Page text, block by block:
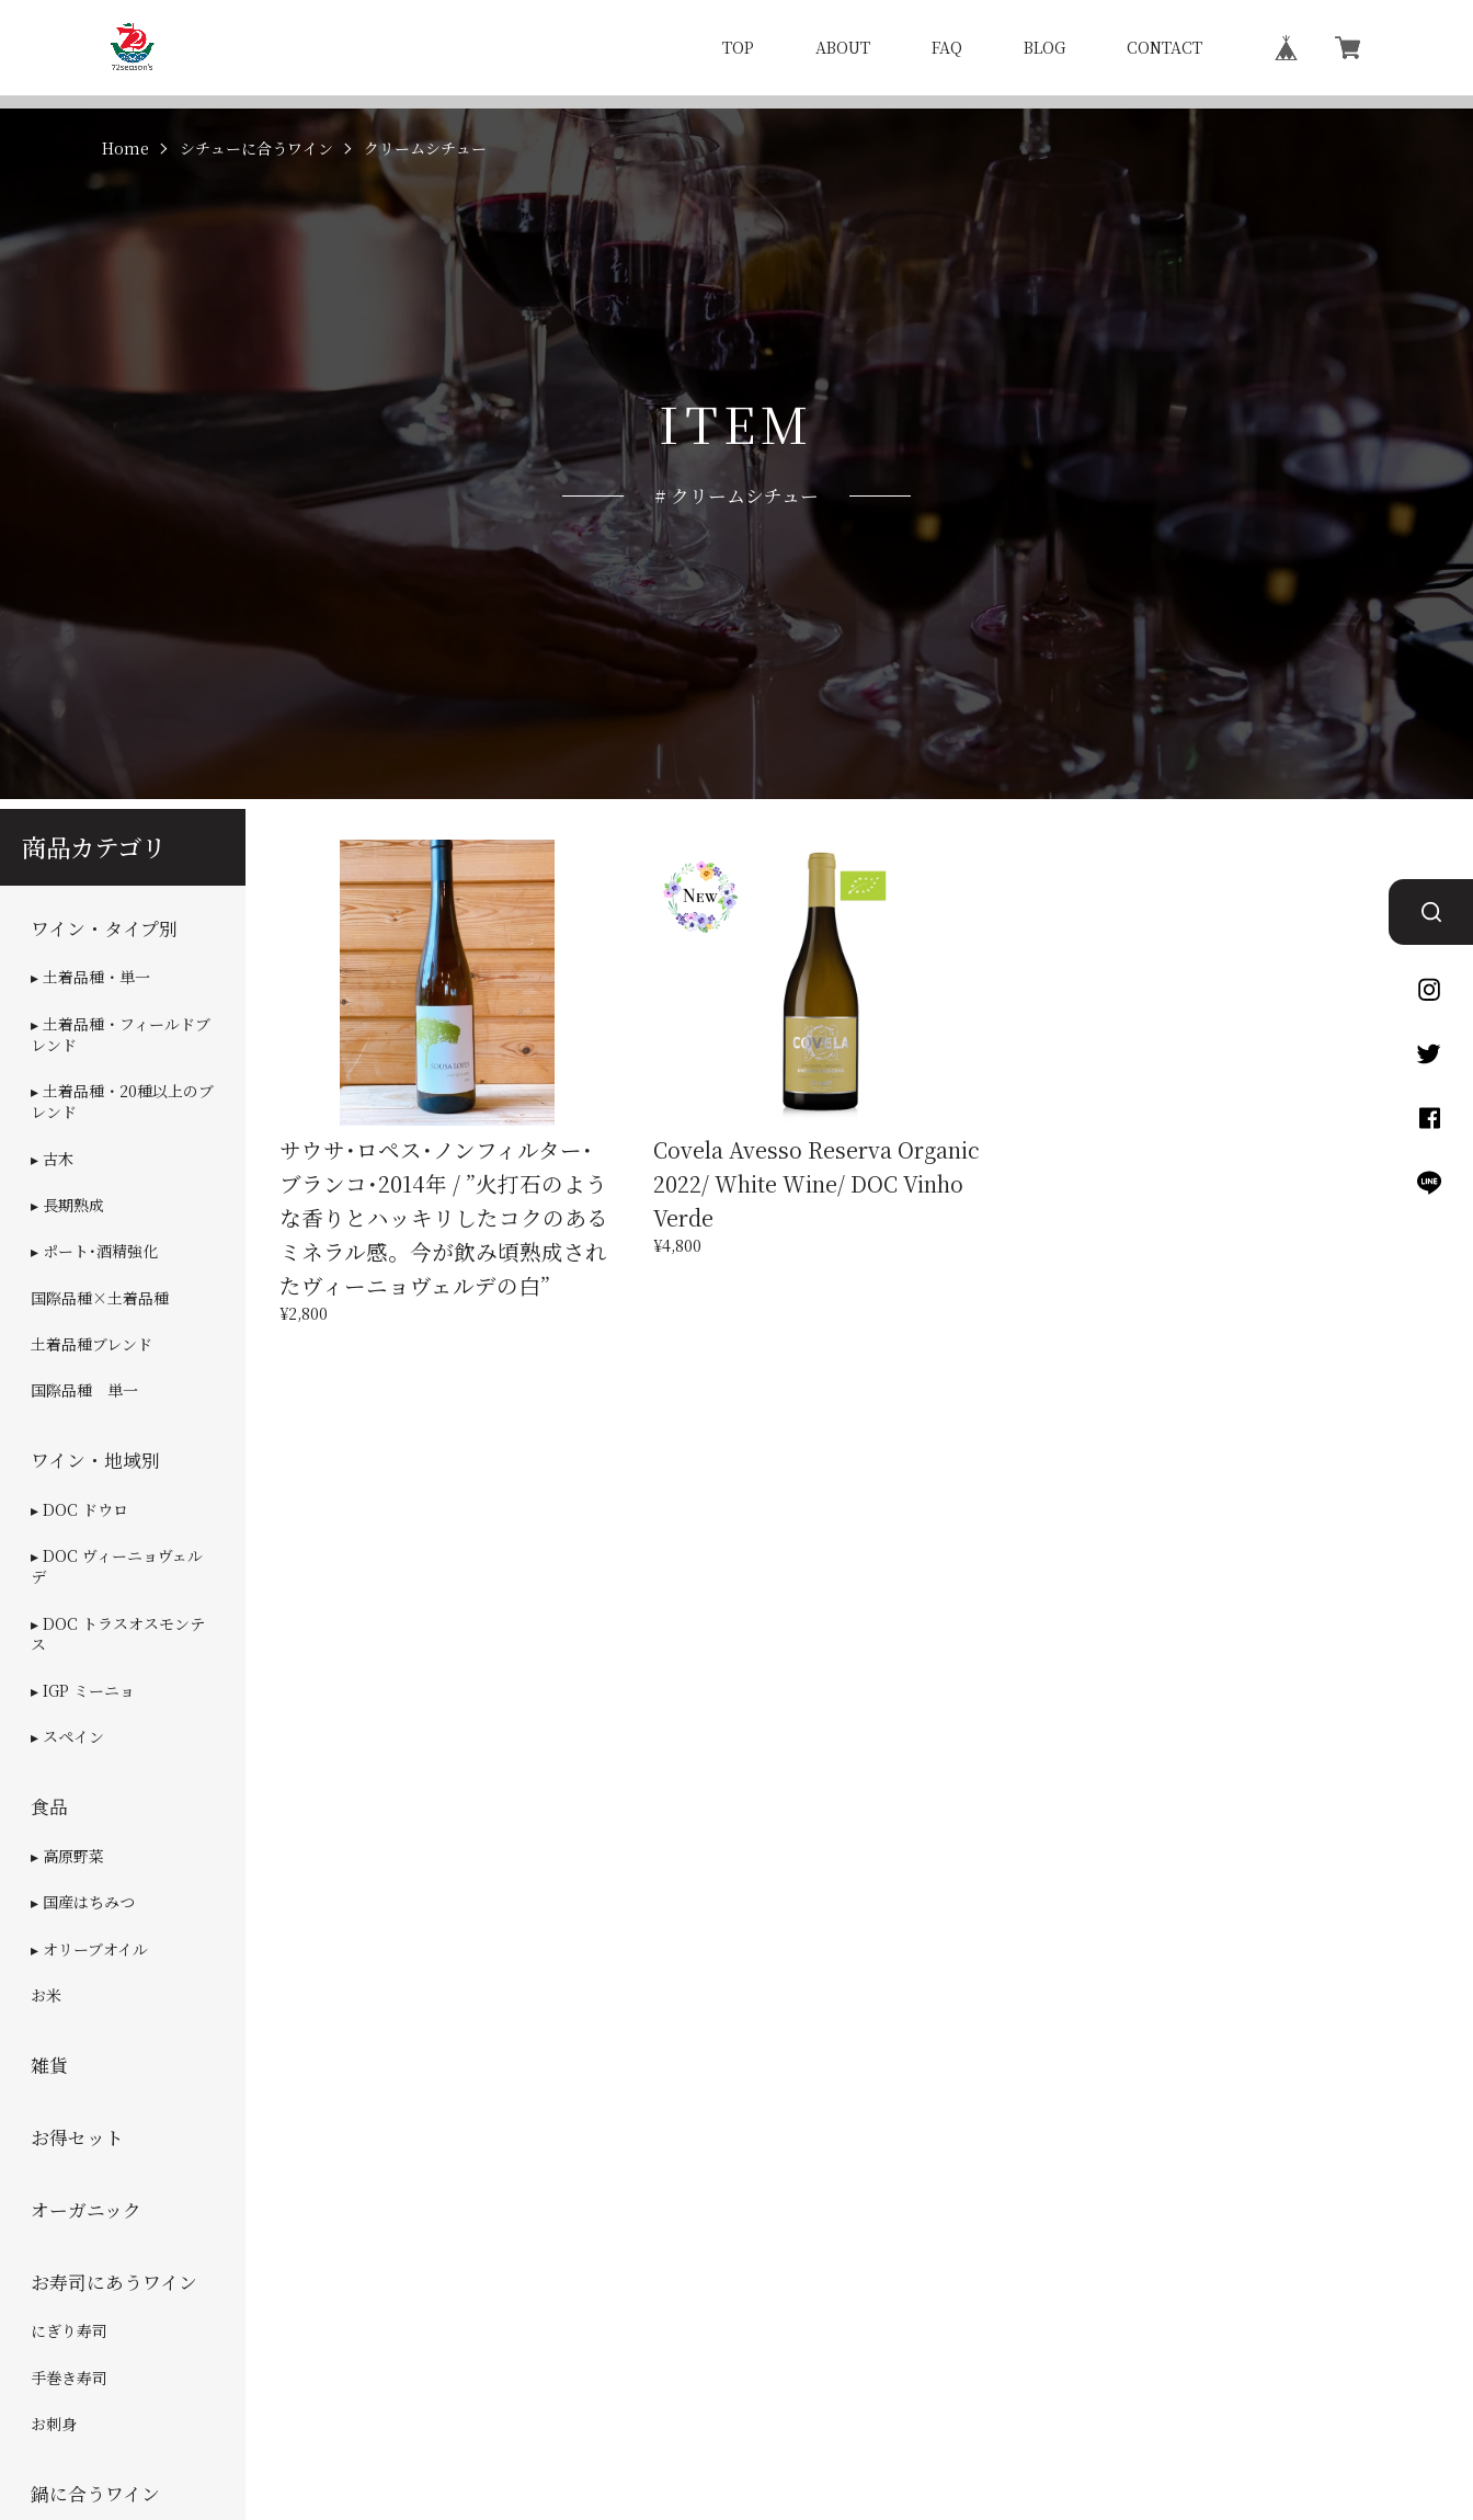
TOP ABOUT FAQ BLOG CONTACT
ITEM
# クリームシチュー
Home シチューに合うワイン クリームシチュー
商品カテゴリ
ワイン・タイプ別
▸ 土着品種・単一
▸ 土着品種・フィールドブ
レンド
▸ 土着品種・20種以上のブ
レンド
▸ 古木
▸ 長期熟成
▸ ポート･酒精強化
国際品種×土着品種
土着品種ブレンド
国際品種 単一
ワイン・地域別
▸ DOC ドウロ
▸ DOC ヴィーニョヴェル
デ
▸ DOC トラスオスモンテ
ス
▸ IGP ミーニョ
▸ スペイン
食品
▸ 高原野菜
▸ 国産はちみつ
▸ オリーブオイル
お米
雑貨
お得セット
オーガニック
お寿司にあうワイン
にぎり寿司
手巻き寿司
お刺身
鍋に合うワイン
サウサ･ロペス･ノンフィルター･
ブランコ･2014年 / ”火打石のよう
な香りとハッキリしたコクのある
ミネラル感。今が飲み頃熟成され
たヴィーニョヴェルデの白”
¥2,800
Covela Avesso Reserva Organic
2022/ White Wine/ DOC Vinho
Verde
¥4,800